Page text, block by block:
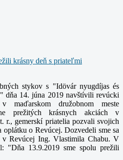
stykov s "Idövár nyugdíjas és
dňa 14. júna 2019 navštívili revúcki
maďarskom družobnom meste
prežitých krásnych akciách v
r., gemerskí priatelia pozvali svojich
o Revúcej. Dozvedeli sme sa
Revúcej Ing. Vlastimila Chabu. V
"Dňa 13.9.2019 sme spolu prežili